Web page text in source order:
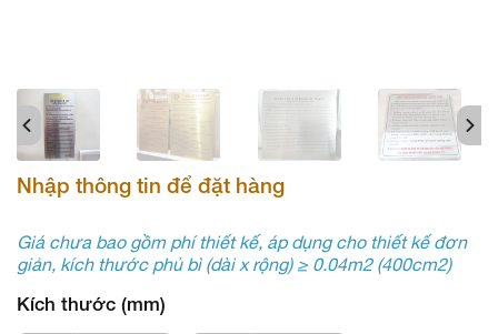
Nhập thông tin để đặt hàng
Giá chưa bao gồm phí thiết kế, áp dụng cho thiết kế đơn
giản, kích thước phủ bì (dài x rộng) ≥ 0.04m2 (400cm2)
Kích thước (mm)